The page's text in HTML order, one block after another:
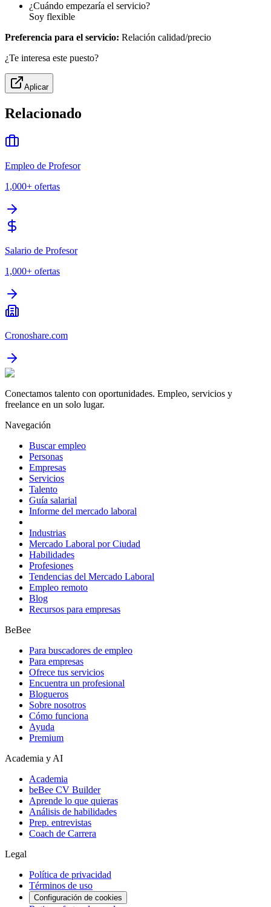
¿Cuándo empezaría el servicio?
Soy flexible
Preferencia para el servicio: Relación calidad/precio
¿Te interesa este puesto?
Aplicar
Relacionado
Empleo de Profesor
1,000+ ofertas
Salario de Profesor
1,000+ ofertas
Cronoshare.com
Conectamos talento con oportunidades. Empleo, servicios y
freelance en un solo lugar.
Navegación
Buscar empleo
Personas
Empresas
Servicios
Talento
Guía salarial
Informe del mercado laboral
Industrias
Mercado Laboral por Ciudad
Habilidades
Profesiones
Tendencias del Mercado Laboral
Empleo remoto
Blog
Recursos para empresas
BeBee
Para buscadores de empleo
Para empresas
Ofrece tus servicios
Encuentra un profesional
Blogueros
Sobre nosotros
Cómo funciona
Ayuda
Premium
Academia y AI
Academia
beBee CV Builder
Aprende lo que quieras
Análisis de habilidades
Prep. entrevistas
Coach de Carrera
Legal
Política de privacidad
Términos de uso
Configuración de cookies